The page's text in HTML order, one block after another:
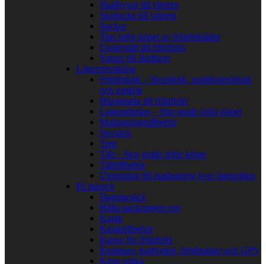
Skalbyxor till vintern
Skaljacka till vintern
Sockor
Tips inför köpet av friluftskläder
Underställ till friluftsliv
Vantar till skidturer
Lägerutrustning
Friluftskök – Stormkök, multibränslekök
och gaskök
Hängmatta till friluftsliv
Liggunderlag – Stor guide inför köpet
Matlagningstillbehör
Sovsäck
Tarp
Tält – Stor guide inför köpet
Tälttillbehör
Utrustning till matlagning över lägerelden
På marsch
Dagstursäck
Hålla packningen torr
Kajak
Kajaktillbehör
Kartor för friluftsliv
Kompass, kartfodral, höjdmätare och GPS
Köpa pulka